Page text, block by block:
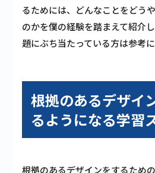
るためには、どんなことをどう
のかを僕の経験を踏まえて紹介
題にぶち当たっている方は参考
根拠のあるデザイ
るようになる学習
根拠のあるデザインをするため